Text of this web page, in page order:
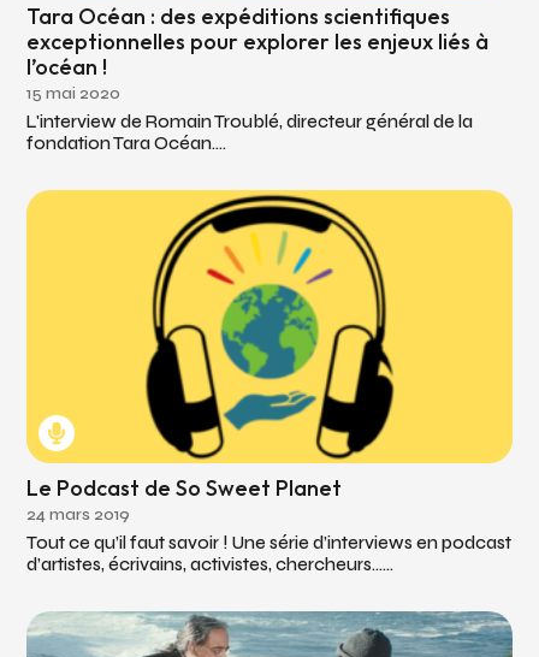
Tara Océan : des expéditions scientifiques
exceptionnelles pour explorer les enjeux liés à
l’océan !
15 mai 2020
L'interview de Romain Troublé, directeur général de la
fondation Tara Océan....
Le Podcast de So Sweet Planet
24 mars 2019
Tout ce qu’il faut savoir ! Une série d’interviews en podcast
d’artistes, écrivains, activistes, chercheurs…...